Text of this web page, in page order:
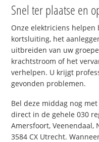
Snel ter plaatse en
Onze elektriciens helpen
kortsluiting, het
uitbreiden van uw
krachtstroom of het
verhelpen. U krijgt
gevonden problemen.
Bel deze middag nog
direct in de gehele 030
Amersfoort, Veenendaal,
3584 CX Utrecht.